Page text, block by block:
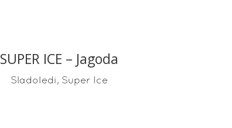
READ MORE
SUPER ICE – Jagoda
Sladoledi, Super Ice